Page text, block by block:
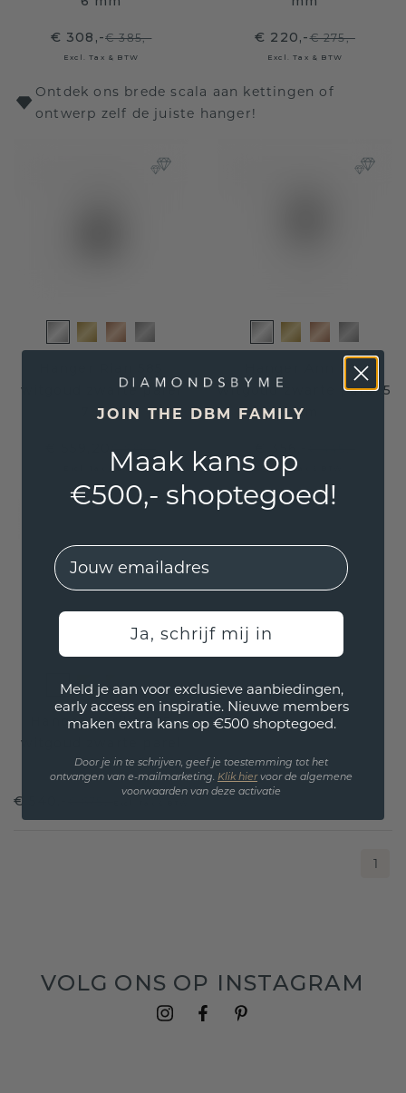
€ 308,-€ 385,-
Excl. Tax & BTW
€ 220,-€ 275,-
Excl. Tax & BTW
Ontdek ons brede scala aan kettingen of
ontwerp zelf de juiste hanger!
witgoud zwarte parel
7 mm
€ 699,-
Excl. Tax & BTW
Hanger Ann 585
witgoud zwarte parel 5
mm
Excl. Tax & BTW
Hanger Noriko 585
witgoud zwarte parel
6 mm
€ 540,-
1
VOLG ONS OP INSTAGRAM
JOIN THE DBM FAMILY
Maak kans op
€500,- shoptegoed!
EMail
Ja, schrijf mij in
Meld je aan voor exclusieve aanbiedingen,
early access en inspiratie. Nieuwe members
maken extra kans op €500 shoptegoed.
Door je in te schrijven, geef je toestemming tot het
ontvangen van e-mailmarketing. Klik hiervoor de algemene
voorwaarden van deze activatie